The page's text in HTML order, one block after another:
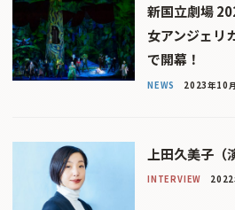
新国立劇場
女アンジェリ
で開幕！
NEWS 2023年10
上田久美子（
INTERVIEW 2022